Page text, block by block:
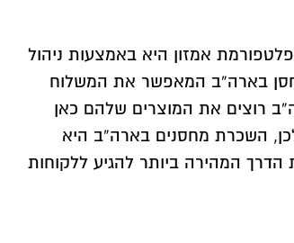
אמזון היא באמצעות ניהול
בארה”ב המאפשר את המשלוח
רוצים את המוצרים שלהם כאן
השכרת מחסנים בארה”ב היא
המהירה ביותר להגיע ללקוחות